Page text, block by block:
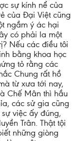
sự kính nể của
của Đại Việt cũng
ngầm ý ác hại
có phải la một
Nếu các điều tôi
bằng khoa học
tỏ rằng các
Chung rất hồ
từ xưa tới nay,
Chế Mân thì hầu
các sử gia cũng
việc ấy đúng,
Trân. Thật tội
những giòng